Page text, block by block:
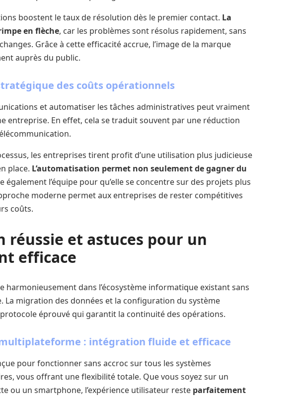
boostent le taux de résolution dès le premier contact. La
en flèche, car les problèmes sont résolus rapidement, sans
Grâce à cette efficacité accrue, l’image de la marque
auprès du public.
des coûts opérationnels
et automatiser les tâches administratives peut vraiment
entreprise. En effet, cela se traduit souvent par une réduction
les entreprises tirent profit d’une utilisation plus judicieuse
place. L’automatisation permet non seulement de gagner du
également l’équipe pour qu’elle se concentre sur des projets plus
moderne permet aux entreprises de rester compétitives
coûts.
et astuces pour un
efficace
harmonieusement dans l’écosystème informatique existant sans
La migration des données et la configuration du système
éprouvé qui garantit la continuité des opérations.
: intégration fluide et efficace
pour fonctionner sans accroc sur tous les systèmes
vous offrant une flexibilité totale. Que vous soyez sur un
ou un smartphone, l’expérience utilisateur reste parfaitement